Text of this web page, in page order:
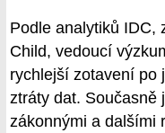
Podle analytiků IDC,
Child, vedoucí
rychlejší zotavení po
ztráty dat. Současně
zákonnými a dalšími